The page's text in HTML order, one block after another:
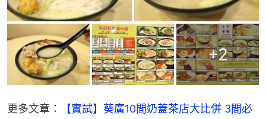
+2
更多文章：
【實試】葵廣10間奶蓋茶店大比併 3間必